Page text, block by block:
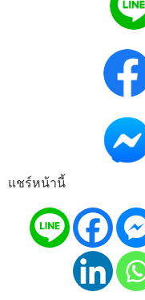
แชร์หน้านี้